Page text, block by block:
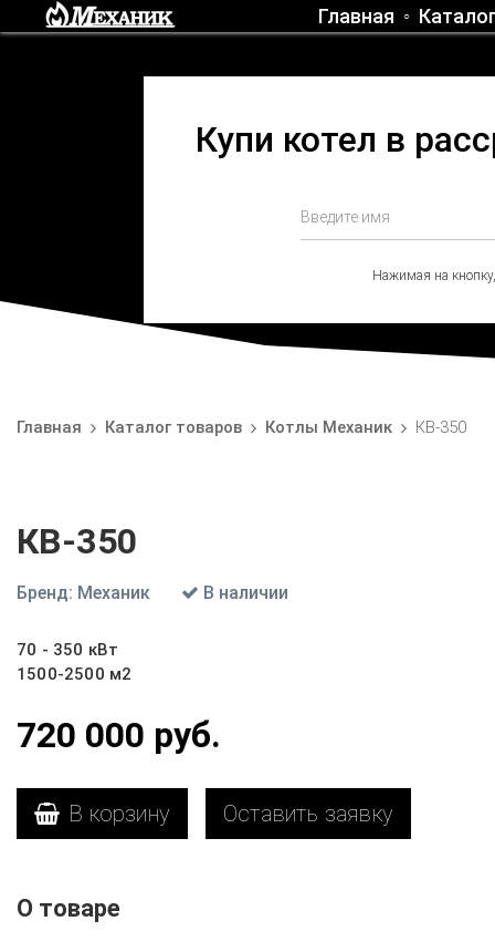
Главная
Купи котел в
Нажимая на
Главная Каталог товаров Котлы Механик КВ-350
КВ-350
Бренд: Механик В наличии
70 - 350 кВт
1500-2500 м2
720 000 руб.
В корзину Оставить заявку
О товаре